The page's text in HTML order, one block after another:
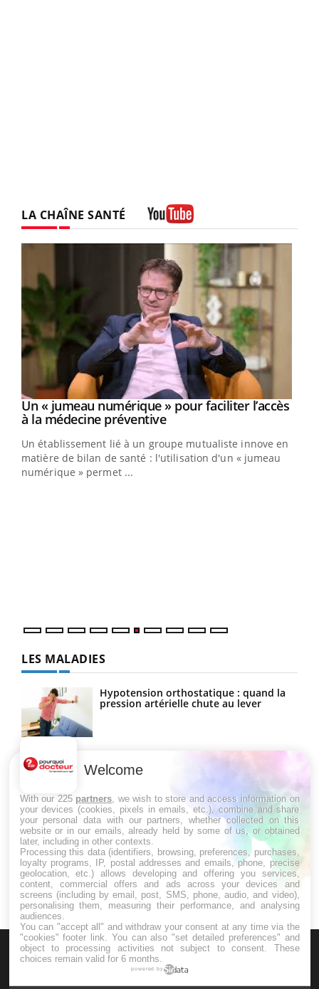
LA CHAÎNE SANTÉ
Youtube
Un « jumeau numérique » pour faciliter l’accès
à la médecine préventiveYoutube
Un établissement lié à un groupe mutualiste innove en
matière de bilan de santé : l'utilisation d'un « jumeau
numérique » permet ...
LES MALADIES
Hypotension orthostatique : quand la
pression artérielle chute au lever
Drépanocytose : une déformation des
globules rouges aux conséquences
graves
Maladie de Charcot (Sclérose latérale
amyotrophique)
Welcome
With our 225 partners , we wish to store and access information on
your devices (cookies, pixels in emails, etc.), combine and share
your personal data with our partners, whether collected on this
website or in our emails, already held by some of us, or obtained
later, including in other contexts.
Processing this data (identifiers, browsing, preferences, purchases,
loyalty programs, IP, postal addresses and emails, phone, precise
geolocation, etc.) allows developing and offering you services,
content, commercial offers and ads across your devices and
screens (including by email, post, SMS, phone, audio, and video),
personalising them, measuring their performance, and analysing
audiences.
You can "accept all" and withdraw your consent at any time via the
"cookies" footer link . You can also "set detailed preferences" and
object to processing activities not subject to consent. These
choices remain valid for 6 months.
powered by